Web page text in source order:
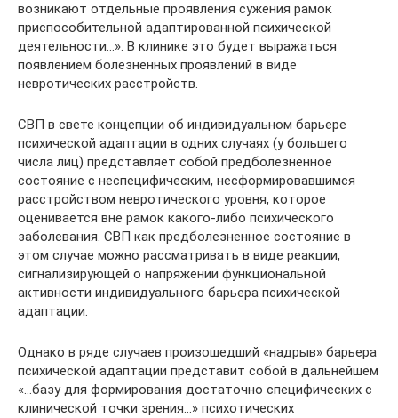
возникают отдельные проявления сужения рамок
приспособительной адаптированной психической
деятельности…». В клинике это будет выражаться
появлением болезненных проявлений в виде
невротических расстройств.
СВП в свете концепции об индивидуальном барьере
психической адаптации в одних случаях (у большего
числа лиц) представляет собой предболезненное
состояние с неспецифическим, несформировавшимся
расстройством невротического уровня, которое
оценивается вне рамок какого-либо психического
заболевания. СВП как предболезненное состояние в
этом случае можно рассматривать в виде реакции,
сигнализирующей о напряжении функциональной
активности индивидуального барьера психической
адаптации.
Однако в ряде случаев произошедший «надрыв» барьера
психической адаптации представит собой в дальнейшем
«…базу для формирования достаточно специфических с
клинической точки зрения…» психотических